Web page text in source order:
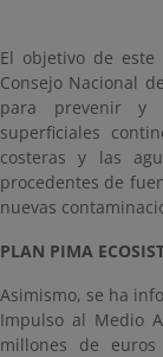
El objetivo de
Consejo Nacional
para prevenir y
superficiales
costeras y las
procedentes de
nuevas
PLAN PIMA
Asimismo, se ha
Impulso al Medio
millones de